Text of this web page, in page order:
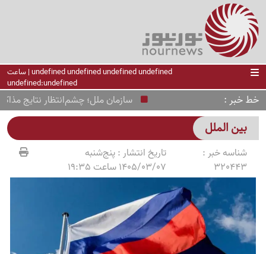
undefined undefined undefined undefined | ساعت
undefined:undefined
خط خبر سازمان ملل؛ چشم‌انتظار نتایج مذاکرات
بین الملل
شناسه خبر :
320443
تاریخ انتشار :پنج‌شنبه
1405/03/07 ساعت 19:35